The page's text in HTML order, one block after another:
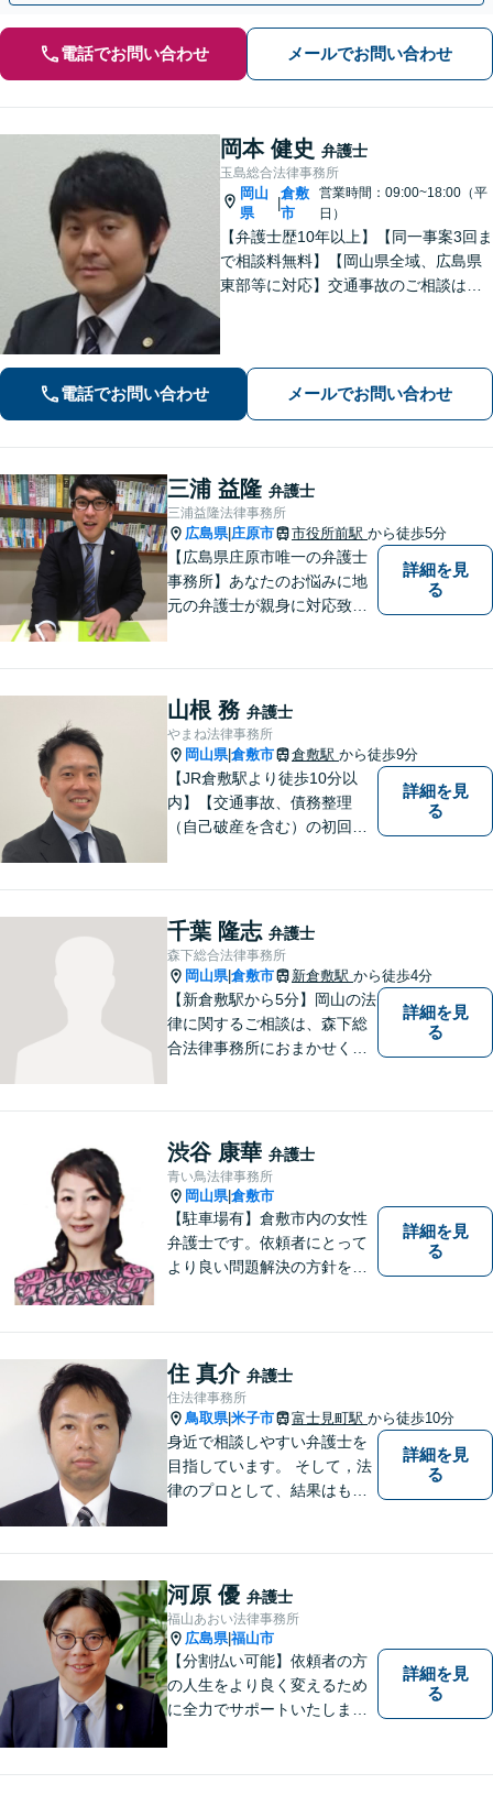
電話でお問い合わせ メールでお問い合わせ
岡本 健史 弁護士
玉島総合法律事務所
岡山
県
|
倉敷
市
営業時間：09:00~18:00（平
日）
【弁護士歴10年以上】【同一事案3回ま
で相談料無料】【岡山県全域、広島県
東部等に対応】交通事故のご相談はお
る方、ご相談ください。
電話でお問い合わせ メールでお問い合わせ
三浦 益隆 弁護士
三浦益隆法律事務所
広島県| 庄原市 市役所前駅 から徒歩5分
【広島県庄原市唯一の弁護士
事務所】あなたのお悩みに地
元の弁護士が親身に対応致し
詳細を見
る
山根 務 弁護士
やまね法律事務所
岡山県|倉敷市 倉敷駅 から徒歩9分
【JR倉敷駅より徒歩10分以
内】【交通事故、債務整理
（自己破産を含む）の初回相
詳細を見
る
千葉 隆志 弁護士
森下総合法律事務所
岡山県|倉敷市 新倉敷駅 から徒歩4分
【新倉敷駅から5分】岡山の法
律に関するご相談は、森下総
合法律事務所におまかせくだ
詳細を見
る
渋谷 康華 弁護士
青い鳥法律事務所
岡山県|倉敷市
【駐車場有】倉敷市内の女性
弁護士です。依頼者にとって
より良い問題解決の方針を示
ています。法律問題は早めの
ご相談が納得のいく解決への
第一歩です。お一人で悩まず
に、お気軽にご相談くださ
い。
詳細を見
る
住 真介 弁護士
住法律事務所
鳥取県|米子市 富士見町駅 から徒歩10分
身近で相談しやすい弁護士を
目指しています。 そして，法
律のプロとして、結果はもち
依頼者様の心を理解し，寄り
添いながら問題い解決のサポ
ートを心がけています。
詳細を見
る
河原 優 弁護士
福山あおい法律事務所
広島県|福山市
【分割払い可能】依頼者の方
の人生をより良く変えるため
に全力でサポートいたしま
ペースあり】
詳細を見
る